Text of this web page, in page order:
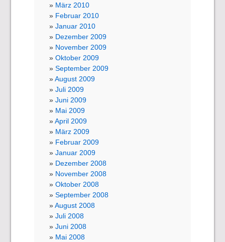
März 2010
Februar 2010
Januar 2010
Dezember 2009
November 2009
Oktober 2009
September 2009
August 2009
Juli 2009
Juni 2009
Mai 2009
April 2009
März 2009
Februar 2009
Januar 2009
Dezember 2008
November 2008
Oktober 2008
September 2008
August 2008
Juli 2008
Juni 2008
Mai 2008